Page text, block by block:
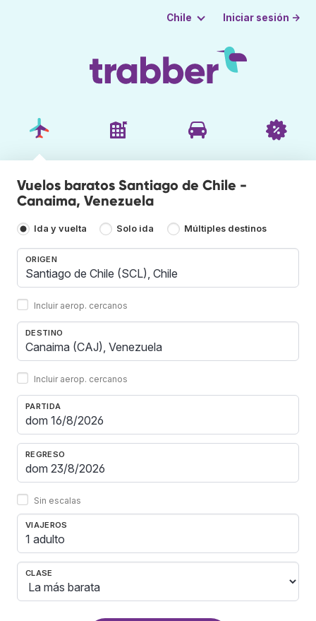
Chile Iniciar sesión →
Vuelos baratos Santiago de Chile -
Canaima, Venezuela
Ida y vuelta Solo ida Múltiples destinos
ORIGEN
Incluir aerop. cercanos
DESTINO
Incluir aerop. cercanos
PARTIDA
REGRESO
Sin escalas
VIAJEROS
1 adulto
CLASE